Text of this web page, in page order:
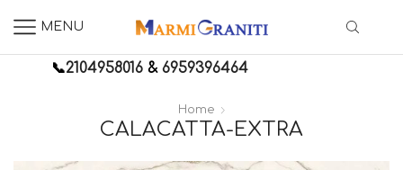
MENU
📞2104958016 &6959396464
Home
CALACATTA-EXTRA